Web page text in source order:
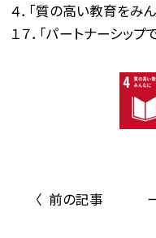
４．「質の高い教育をみ
１７．「パートナーシッ
〈 前の記事